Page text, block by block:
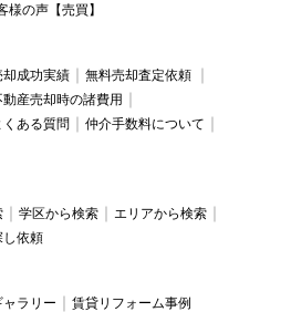
様の声【売買】
却成功実績
無料売却査定依頼
動産売却時の諸費用
くある質問
仲介手数料について
学区から検索
エリアから検索
し依頼
ラリー 賃貸リフォーム事例